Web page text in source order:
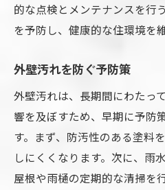
的な点検とメンテナンスを行
を予防し、健康的な住環境を
外壁汚れを防ぐ予防策
外壁汚れは、長期間にわたっ
響を及ぼすため、早期に予防
す。まず、防汚性のある塗料
しにくくなります。次に、雨
屋根や雨樋の定期的な清掃を